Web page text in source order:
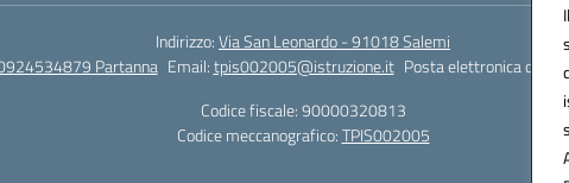
Indirizzo:Via San Leonardo - 91018 Salemi
Partanna Email:tpis002005@istruzione.it Posta elettronica
Codice fiscale: 90000320813
Codice meccanografico:TPIS002005